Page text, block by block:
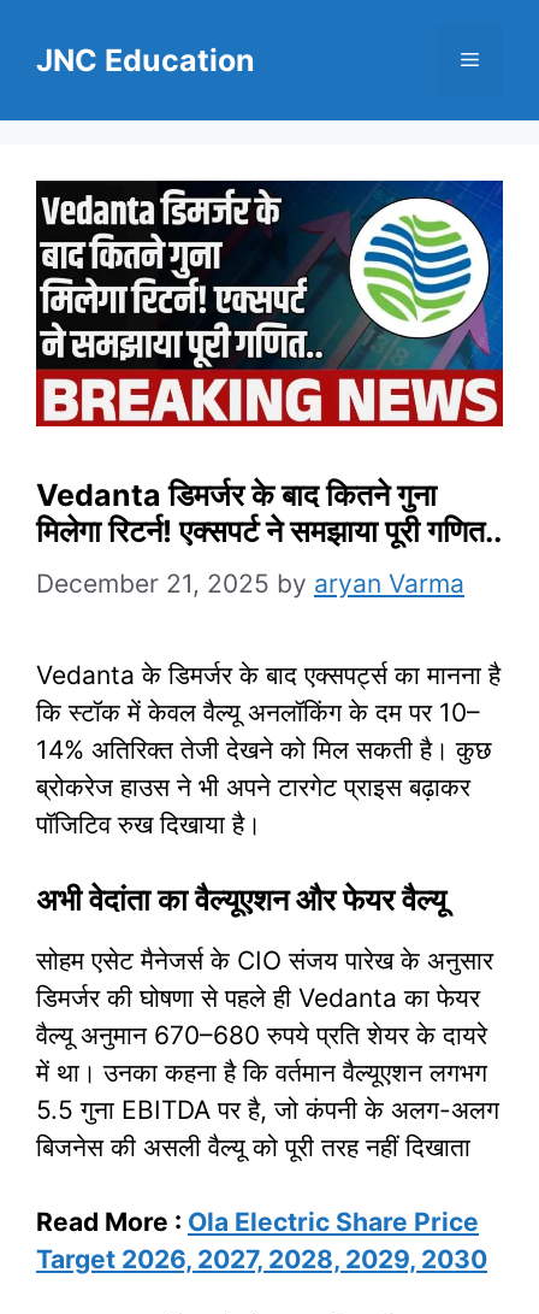
JNC Education Menu
Vedanta डिमर्जर के बाद कितने गुना
मिलेगा रिटर्न! एक्सपर्ट ने समझाया पूरी गणित..
December 21, 2025 by aryan Varma
Vedanta के डिमर्जर के बाद एक्सपर्ट्स का मानना है
कि स्टॉक में केवल वैल्यू अनलॉकिंग के दम पर 10–
14% अतिरिक्त तेजी देखने को मिल सकती है। कुछ
ब्रोकरेज हाउस ने भी अपने टारगेट प्राइस बढ़ाकर
पॉजिटिव रुख दिखाया है।​
अभी वेदांता का वैल्यूएशन और फेयर वैल्यू
सोहम एसेट मैनेजर्स के CIO संजय पारेख के अनुसार
डिमर्जर की घोषणा से पहले ही Vedanta का फेयर
वैल्यू अनुमान 670–680 रुपये प्रति शेयर के दायरे
में था। उनका कहना है कि वर्तमान वैल्यूएशन लगभग
5.5 गुना EBITDA पर है, जो कंपनी के अलग-अलग
बिजनेस की असली वैल्यू को पूरी तरह नहीं दिखाता​
Read More : Ola Electric Share Price
Target 2026, 2027, 2028, 2029, 2030